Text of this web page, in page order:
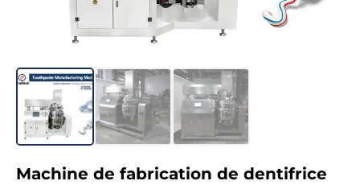
Machine de fabrication de dentifrice